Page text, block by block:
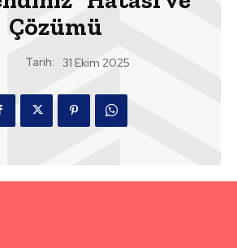
Çözümü
Tarih: 31 Ekim 2025